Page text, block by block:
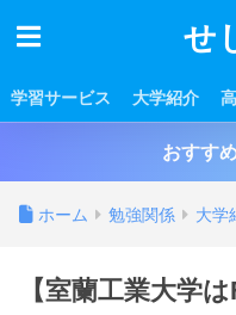
せ
学習サービス 大学紹介
おすす
ホーム 勉強関係 大学
【室蘭工業大学